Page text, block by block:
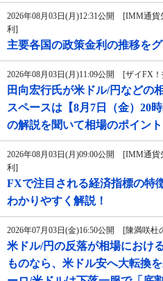
2026年08月03日(月)12:31公開 [IMM通
利]
主要各国の政策金利の推移を
2026年08月03日(月)11:09公開 [ザイFX
田向宏行氏が米ドル/円などの
スペースは【8月7日（金）20
の解説を聞いて相場のポイン
2026年08月03日(月)09:00公開 [IMM通
利]
FXで注目される経済指標の特
わかりやすく解説！
2026年07月03日(金)16:50公開 [陳満咲杜
米ドル/円の反落が相場におけ
ものなら、米ドル安へ大転換